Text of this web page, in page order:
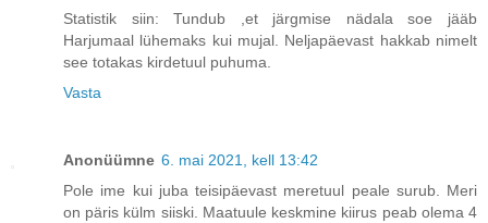
Statistik siin: Tundub ,et järgmise nädala soe jääb
Harjumaal lühemaks kui mujal. Neljapäevast hakkab nimelt
see totakas kirdetuul puhuma.
Vasta
Anonüümne 6. mai 2021, kell 13:42
Pole ime kui juba teisipäevast meretuul peale surub. Meri
on päris külm siiski. Maatuule keskmine kiirus peab olema 4